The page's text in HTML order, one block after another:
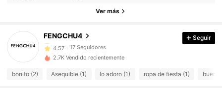
Ver más
FENGCHU4
17 Seguidores
4.57
4.57 17 Seguidores
17 Seguidores
4.57 17 Seguidores
Seguir
2.7K Vendido recientemente
bonito (2) Asequible (1) lo adoro (1) ropa de fiesta (1) buen